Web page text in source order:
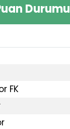
Durumu
FK